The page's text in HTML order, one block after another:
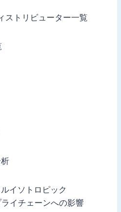
ストリビューター一覧
イソトロピック
ライチェーンへの影響